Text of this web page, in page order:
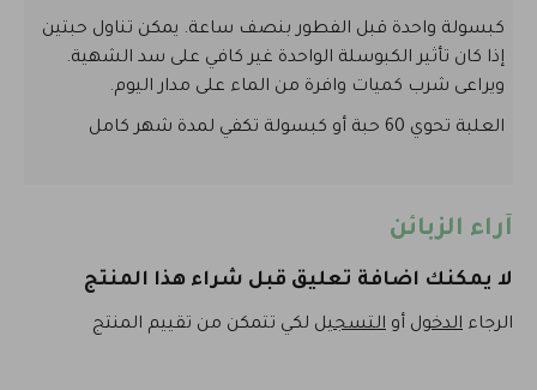
كبسولة واحدة قبل الفطور بنصف ساعة. يمكن تناول حبتين
إذا كان تأثير الكبوسلة الواحدة غير كافي على سد الشهية.
ويراعى شرب كميات وافرة من الماء على مدار اليوم.
العلبة تحوي 60 حبة أو كبسولة تكفي لمدة شهر كامل
آراء الزبائن
لا يمكنك اضافة تعليق قبل شراء هذا المنتج
الرجاء الدخول أو التسجيل لكي تتمكن من تقييم المنتج